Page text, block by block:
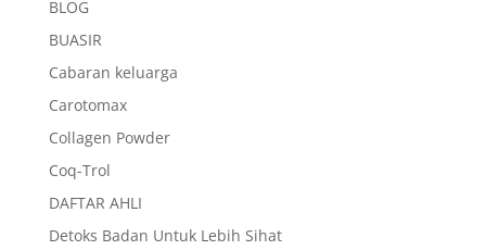
BLOG
BUASIR
Cabaran keluarga
Carotomax
Collagen Powder
Coq-Trol
DAFTAR AHLI
Detoks Badan Untuk Lebih Sihat